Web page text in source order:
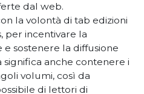
dal web.
la volontà di tab edizioni
per incentivare la
sostenere la diffusione
significa anche contenere i
volumi, così da
di lettori di